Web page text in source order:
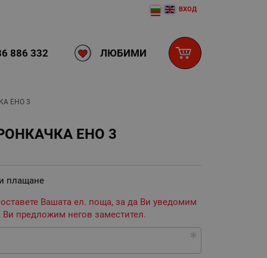
ВХОД
886 332 ЛЮБИМИ
ЕНО 3
ЕНО 3
плащане
Вашата ел. поща, за да Ви уведомим
предложим негов заместител.